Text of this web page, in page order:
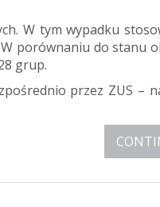
W tym wypadku
porównaniu do stanu
grup.
przez ZUS –